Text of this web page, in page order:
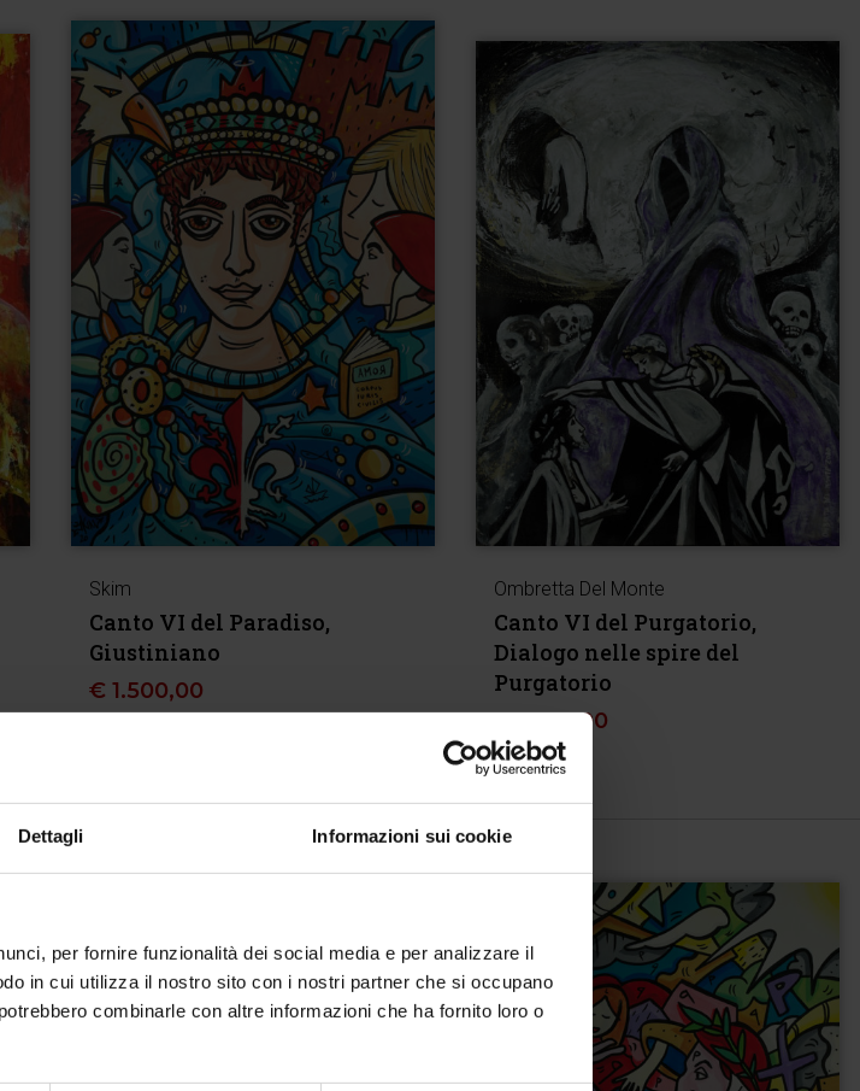
Dettagli Informazioni sui cookie
per fornire funzionalità dei social media e per analizzare il
in cui utilizza il nostro sito con i nostri partner che si occupano
combinarle con altre informazioni che ha fornito loro o
Skim
Canto VI del Paradiso,
Giustiniano
€ 1.500,00
Ombretta Del Monte
Canto VI del Purgatorio,
Dialogo nelle spire del
Purgatorio
€ 1.200,00